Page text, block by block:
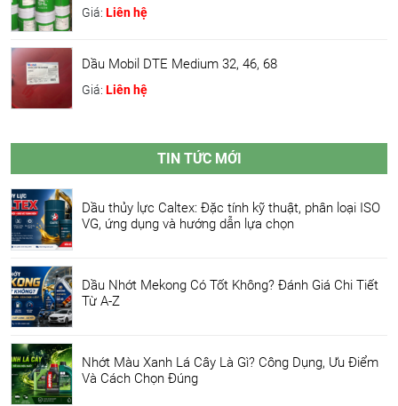
Giá: Liên hệ
Dầu Mobil DTE Medium 32, 46, 68
Giá: Liên hệ
TIN TỨC MỚI
Dầu thủy lực Caltex: Đặc tính kỹ thuật, phân loại ISO
VG, ứng dụng và hướng dẫn lựa chọn
Dầu Nhớt Mekong Có Tốt Không? Đánh Giá Chi Tiết
Từ A-Z
Nhớt Màu Xanh Lá Cây Là Gì? Công Dụng, Ưu Điểm
Và Cách Chọn Đúng